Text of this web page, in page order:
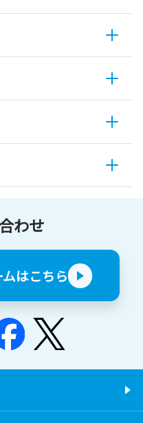
わせ
はこちら